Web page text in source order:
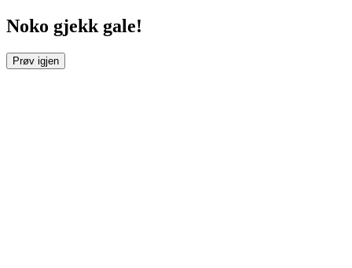
Noko gjekk gale!
Prøv igjen